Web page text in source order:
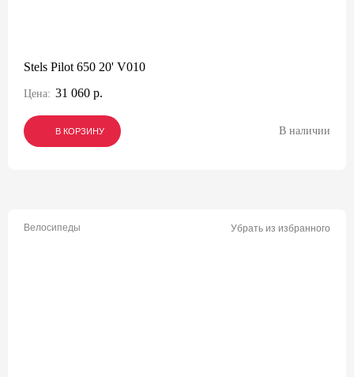
Stels Pilot 650 20' V010
Цена: 31 060 р.
В КОРЗИНУ
В КОРЗИНУ
В КОРЗИНУ В наличии
Велосипеды Убрать из избранного